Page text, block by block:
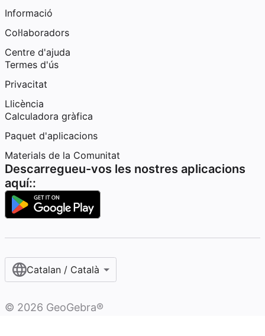
Informació
Col·laboradors
Centre d'ajuda
Termes d'ús
Privacitat
Llicència
Calculadora gràfica
Paquet d'aplicacions
Materials de la Comunitat
Descarregueu-vos les nostres aplicacions
aquí::
Catalan / Català
© 2026 GeoGebra®